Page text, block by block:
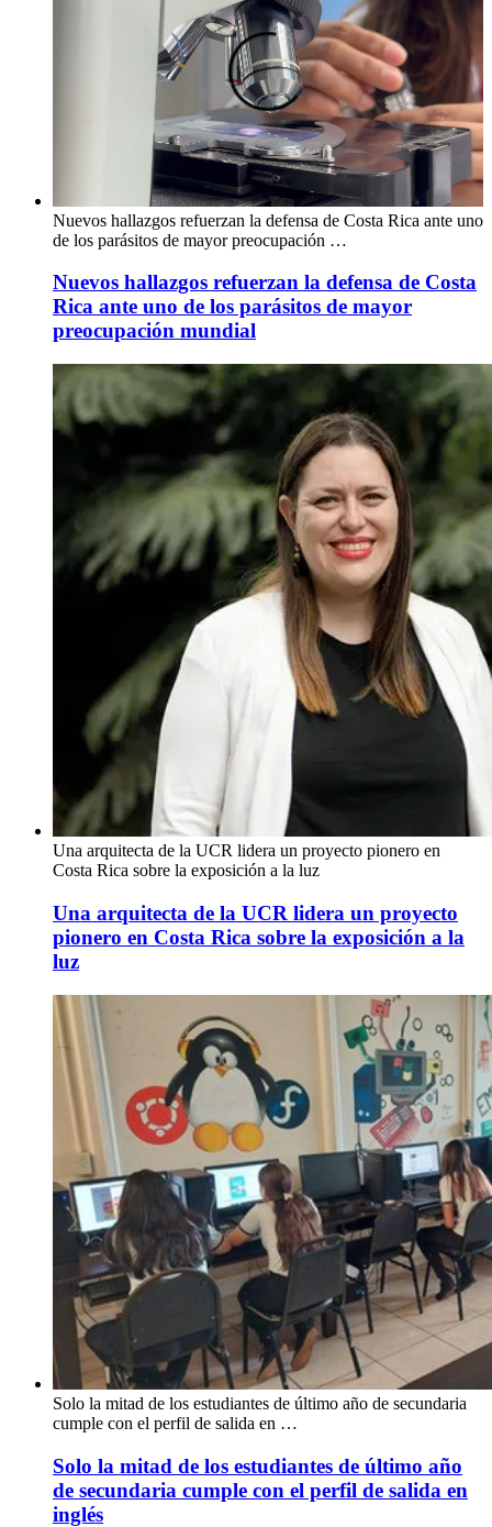
Nuevos hallazgos refuerzan la defensa de Costa Rica ante uno
de los parásitos de mayor preocupación …
Nuevos hallazgos refuerzan la defensa de Costa
Rica ante uno de los parásitos de mayor
preocupación mundial
Una arquitecta de la UCR lidera un proyecto pionero en
Costa Rica sobre la exposición a la luz
Una arquitecta de la UCR lidera un proyecto
pionero en Costa Rica sobre la exposición a la
luz
Solo la mitad de los estudiantes de último año de secundaria
cumple con el perfil de salida en …
Solo la mitad de los estudiantes de último año
de secundaria cumple con el perfil de salida en
inglés